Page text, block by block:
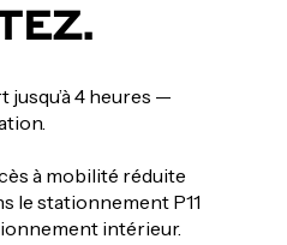
4 heures —
à mobilité réduite
le stationnement P11
intérieur.